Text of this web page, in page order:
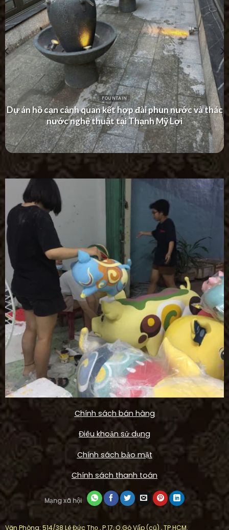
FOUNTAIN
Dự án thác nước tường hiện đại tại Khu Dân Cư Hà Đô
Villa
Chính sách bán hàng
Điêu khoản sử dụng
Chính sách bảo mật
Chính sách thanh toán
Mạng xã hội
Văn Phòng: 514/38 Lê Đức Thọ , P.17, Q.Gò Vấp (cũ) , TP.HCM.